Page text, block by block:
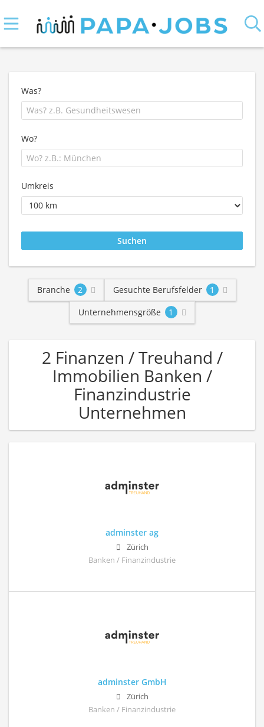
Was?
Wo?
Umkreis
Branche 2 Gesuchte Berufsfelder
1
Unternehmensgröße
1
2 Finanzen / Treuhand /
Immobilien Banken /
Finanzindustrie
Unternehmen
adminster ag
Zürich
Banken / Finanzindustrie
adminster GmbH
Zürich
Banken / Finanzindustrie